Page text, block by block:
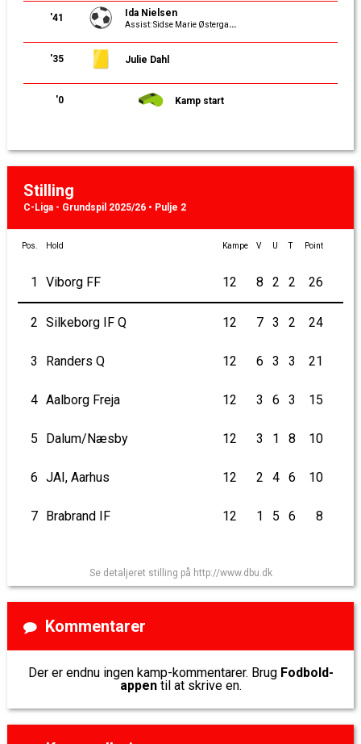
'41 Ida Nielsen
Assist: Sidse Marie Østergaard Nielsen
'35 Julie Dahl
'0 Kamp start
Stilling
C-Liga - Grundspil 2025/26 • Pulje 2
Pos. Hold Kampe V U T Point
1 Viborg FF 12 8 2 2 26
2 Silkeborg IF Q 12 7 3 2 24
3 Randers Q 12 6 3 3 21
4 Aalborg Freja 12 3 6 3 15
5 Dalum/Næsby 12 3 1 8 10
6 JAI, Aarhus 12 2 4 6 10
7 Brabrand IF 12 1 5 6 8
Se detaljeret stilling på http://www.dbu.dk
Kommentarer
Der er endnu ingen kamp-kommentarer. Brug Fodbold-
appentil at skrive en.